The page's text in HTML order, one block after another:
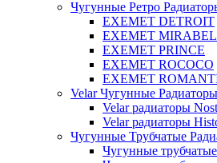
Чугунные Ретро
EXEMET DETROIT
EXEMET
EXEMET PRINCE
EXEMET ROCOCO
EXEMET
Velar Чугунные
Velar радиаторы
Velar радиаторы
Чугунные Трубчатые
Чугунные